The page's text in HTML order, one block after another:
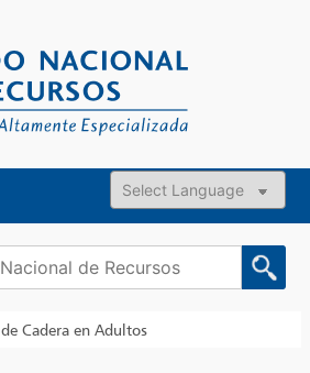
Powered by
Cadera en Adultos